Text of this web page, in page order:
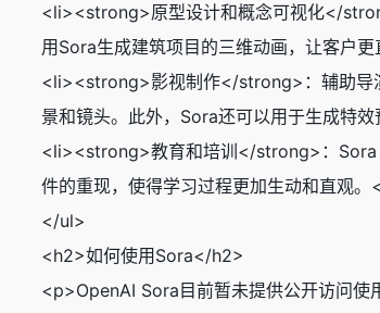
<li><strong>原型设计和概念可视化</
用Sora生成建筑项目的三维动画，让客户
<li><strong>影视制作</strong>：辅助导
景和镜头。此外，Sora还可以用于生成特
<li><strong>教育和培训</strong>：Sora
件的重现，使得学习过程更加生动和直观。
</ul>
<h2>如何使用Sora</h2>
<p>OpenAI Sora目前暂未提供公开访问使